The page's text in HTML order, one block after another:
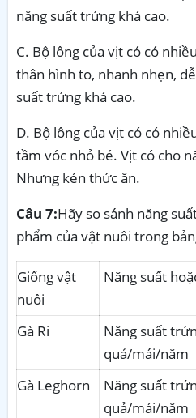
năng suất trứng khá cao.
C. Bộ lông của vịt có có
thân hình to, nhanh nhẹn,
suất trứng khá cao.
D. Bộ lông của vịt có có
tầm vóc nhỏ bé. Vịt có cho
Nhưng kén thức ăn.
Câu 7:Hãy so sánh năng
phẩm của vật nuôi trong
Giống vật
nuôi
Năng suất
Gà Ri
Năng suất
quả/mái/năm
Gà Leghorn
Năng suất
quả/mái/năm